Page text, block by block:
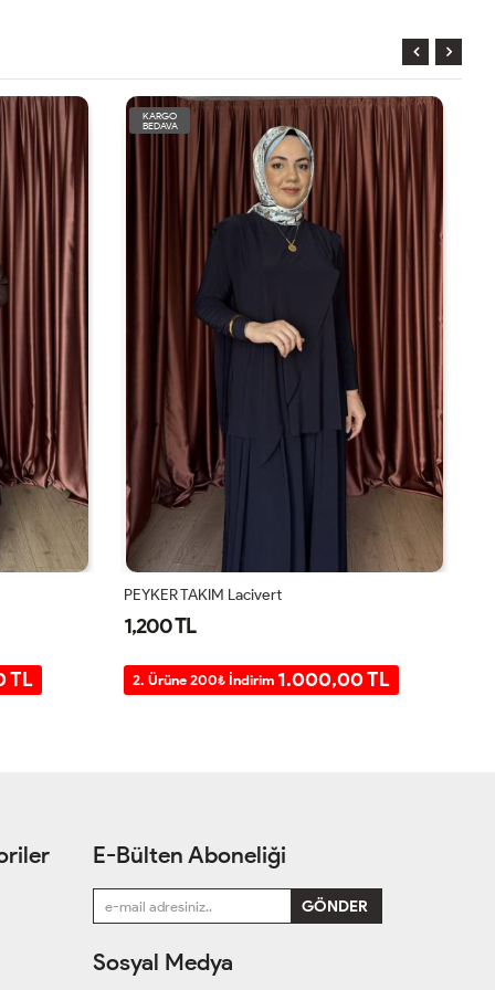
TL
KARGO
BEDAVA
ÜÇLÜ SANDY TAKIM Siyah
1,400 TL
2. Ürüne 200₺ İndirim 1.200,00 TL
E-Bülten Aboneliği
Sosyal Medya